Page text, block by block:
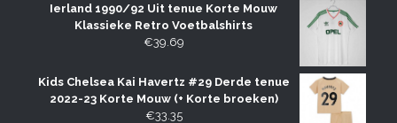
Ierland 1990/92 Uit tenue Korte Mouw
Klassieke Retro Voetbalshirts
€39.69
Kids Chelsea Kai Havertz #29 Derde tenue
2022-23 Korte Mouw (+ Korte broeken)
€33.35